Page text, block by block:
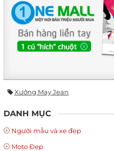
Xưởng May Jean
DANH MỤC
Người mẫu và xe đẹp
Moto Đẹp